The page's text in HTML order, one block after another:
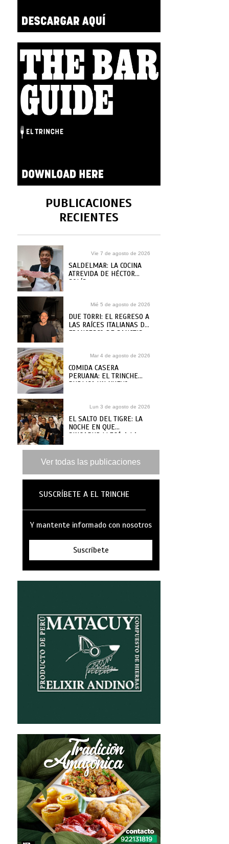
PUBLICACIONES
RECIENTES
Vie 7 de agosto de 2026
SALDELMAR: LA COCINA
ATREVIDA DE HÉCTOR
SOLÍS
Mié 5 de agosto de 2026
DUE TORRI: EL REGRESO A
LAS RAÍCES ITALIANAS DE
FRANCESCO DE SANCTIS
Mar 4 de agosto de 2026
COMIDA CASERA
PERUANA: EL TRINCHE
PUBLICA UN NUEVO
Lun 3 de agosto de 2026
EL SALTO DEL TIGRE: LA
NOCHE EN QUE
SINGAPUR LLEGÓ A LA
Ver todas las publicaciones
SUSCRÍBETE A EL TRINCHE
Y mantente informado con nosotros
Suscríbete